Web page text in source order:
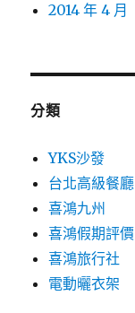
2014 年 4 月
分類
YKS沙發
台北高級餐廳
喜鴻九州
喜鴻假期評價
喜鴻旅行社
電動曬衣架